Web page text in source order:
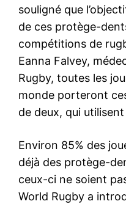
souligné que
de ces protège-
compétitions de
Eanna Falvey,
Rugby, toutes les
monde porteront
de deux, qui
Environ 85% des
déjà des protège-
ceux-ci ne soient
World Rugby a